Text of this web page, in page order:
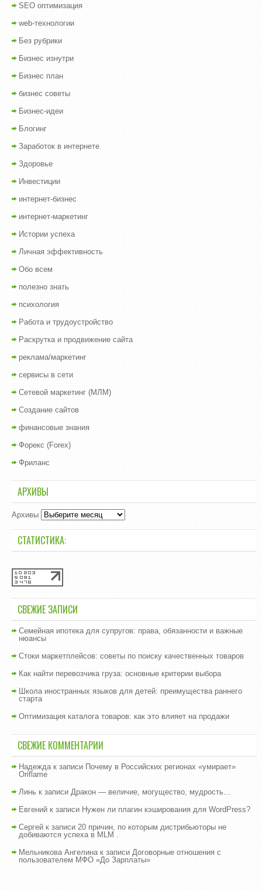
SEO оптимизация
web-технологии
Без рубрики
Бизнес изнутри
Бизнес план
бизнес советы
Бизнес-идеи
Блогинг
Заработок в интернете
Здоровье
Инвестиции
интернет-бизнес
интернет-маркетинг
Истории успеха
Личная эффективность
Обо всем
полезно знать
психология
Работа и трудоустройство
Раскрутка и продвижение сайта
реклама/маркетинг
сервисы в сети
Сетевой маркетинг (МЛМ)
Создание сайтов
финансовые знания
Форекс (Forex)
Фриланс
АРХИВЫ
Архивы
СТАТИСТИКА:
СВЕЖИЕ ЗАПИСИ
Семейная ипотека для супругов: права, обязанности и важные
нюансы
Стоки маркетплейсов: советы по поиску качественных товаров
Как найти перевозчика груза: основные критерии выбора
Школа иностранных языков для детей: преимущества раннего
старта
Оптимизация каталога товаров: как это влияет на продажи
СВЕЖИЕ КОММЕНТАРИИ
Надеждак записи Почему в Российских регионах «умирает»
Oriflame
Линь к записи Дракон — величие, могущество, мудрость…
Евгений к записи Нужен ли плагин кэширования для WordPress?
Сергей к записи 20 причин, по которым дистрибьюторы не
добиваются успеха в MLM .
Мельникова Ангелинак записи Договорные отношения с
пользователем МФО «До Зарплаты»